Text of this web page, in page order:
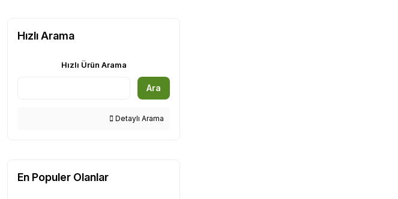
Hızlı Arama
Hızlı Ürün Arama
Ara
Detaylı Arama
En Populer Olanlar